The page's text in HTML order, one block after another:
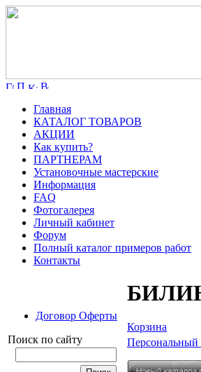
Главная
КАТАЛОГ ТОВАРОВ
АКЦИИ
Как купить?
ПАРТНЕРАМ
Установочные мастерские
Информация
FAQ
Фотогалерея
Личный кабинет
Форум
Полный каталог примеров работ
Контакты
Договор Оферты
Поиск по сайту
Корзина
Персональный